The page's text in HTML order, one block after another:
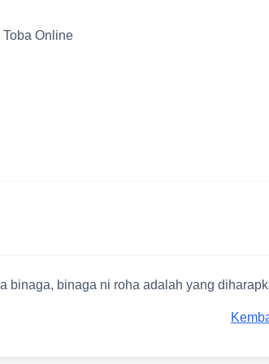
Online
binaga, binaga ni roha adalah yang